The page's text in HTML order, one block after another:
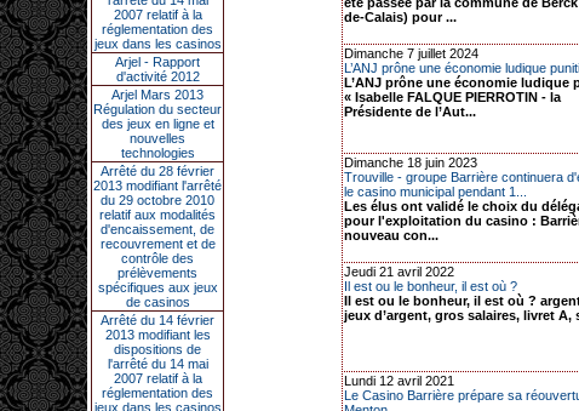
2007 relatif à la
réglementation des
jeux dans les casinos
Arjel - Rapport
d'activité 2012
Arjel Mars 2013
Régulation du secteur
des jeux en ligne et
nouvelles
technologies
Arrêté du 28 février
2013 modifiant l'arrêté
du 29 octobre 2010
relatif aux modalités
d'encaissement, de
recouvrement et de
contrôle des
prélèvements
spécifiques aux jeux
de casinos
Arrêté du 14 février
2013 modifiant les
dispositions de
l'arrêté du 14 mai
2007 relatif à la
réglementation des
jeux dans les casinos
de-Calais) pour ...
Dimanche 7 juillet 2024
L’ANJ prône une économie ludique
L’ANJ prône une économie ludique
« Isabelle FALQUE PIERROTIN - la
Présidente de l’Aut...
Dimanche 18 juin 2023
Trouville - groupe Barrière continuera
le casino municipal pendant 1...
Les élus ont validé le choix du
pour l'exploitation du casino :
nouveau con...
Jeudi 21 avril 2022
Il est ou le bonheur, il est où ?
Il est ou le bonheur, il est où ?
jeux d’argent, gros salaires, livret A,
Lundi 12 avril 2021
Le Casino Barrière prépare sa